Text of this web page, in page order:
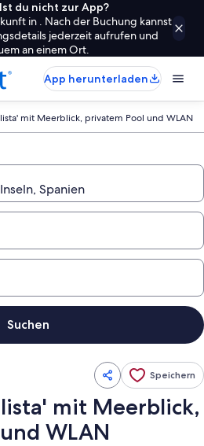
du nicht zur App?
in . Nach der Buchung kannst
jederzeit aufrufen und
an einem Ort.
App herunterladen
mit Meerblick, privatem Pool und WLAN
Suchen
Speichern
mit Meerblick,
WLAN